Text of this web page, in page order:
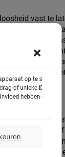
op te slaan
of unieke ID's op
hebben op
vast te
in
voor de
in situaties die
wanneer er
tegen
steeds
ander punt
een